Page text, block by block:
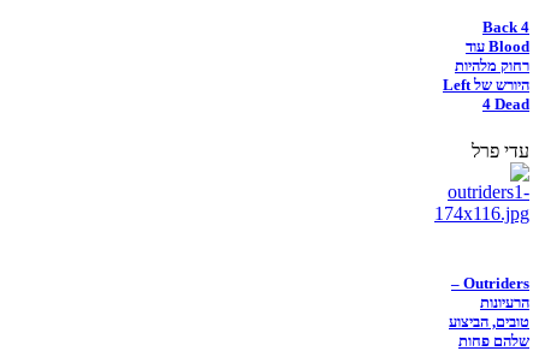
Back 4
Blood עוד
רחוק מלהיות
היורש של Left
4 Dead
עדי פרל
Outriders –
הרעיונות
טובים, הביצוע
שלהם פחות